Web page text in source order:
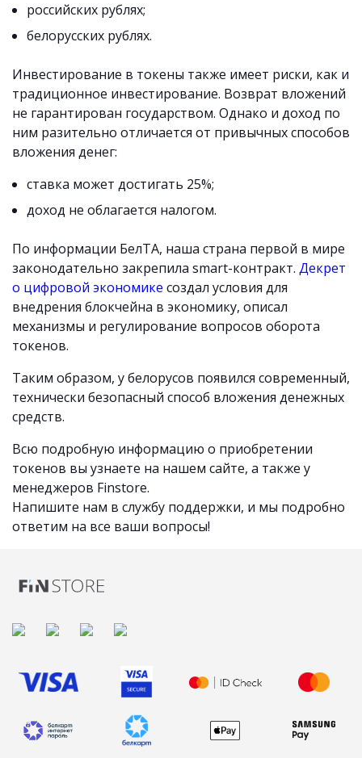
российских рублях;
белорусских рублях.
Инвестирование в токены также имеет риски, как и
традиционное инвестирование. Возврат вложений
не гарантирован государством. Однако и доход по
ним разительно отличается от привычных способов
вложения денег:
ставка может достигать 25%;
доход не облагается налогом.
По информации БелТА, наша страна первой в мире
законодательно закрепила smart-контракт. Декрет
о цифровой экономике создал условия для
внедрения блокчейна в экономику, описал
механизмы и регулирование вопросов оборота
токенов.
Таким образом, у белорусов появился современный,
технически безопасный способ вложения денежных
средств.
Всю подробную информацию о приобретении
токенов вы узнаете на нашем сайте, а также у
менеджеров Finstore.
Напишите нам в службу поддержки, и мы подробно
ответим на все ваши вопросы!